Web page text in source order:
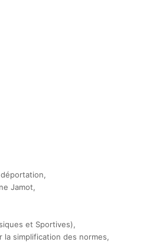
Jamot,
et Sportives),
la simplification des normes,